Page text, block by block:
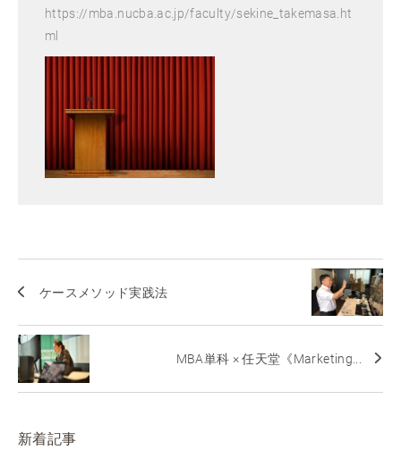
https://mba.nucba.ac.jp/faculty/sekine_takemasa.ht
ml
ケースメソッド実践法
MBA単科 × 任天堂《Marketing...
新着記事